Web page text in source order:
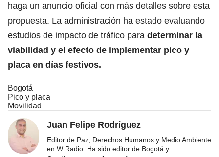
haga un anuncio oficial con más detalles sobre esta
propuesta. La administración ha estado evaluando
estudios de impacto de tráfico para determinar la
viabilidad y el efecto de implementar pico y
placa en días festivos.
Bogotá
Pico y placa
Movilidad
Juan Felipe Rodríguez
Editor de Paz, Derechos Humanos y Medio Ambiente
en W Radio. Ha sido editor de Bogotá y